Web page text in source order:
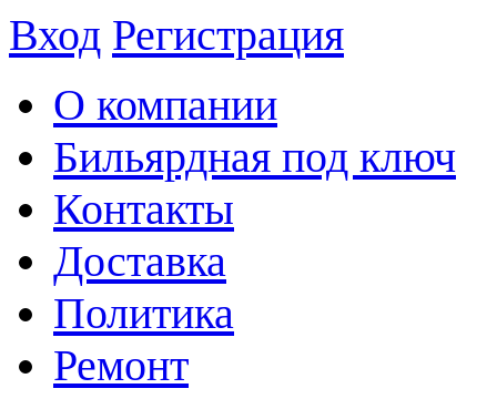
Вход Регистрация
О компании
Бильярдная под ключ
Контакты
Доставка
Политика
Ремонт